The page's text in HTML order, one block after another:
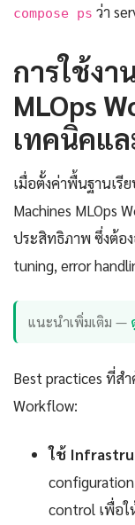
compose ps ว่า
การใช้งา
MLOps
เทคนิคแ
เมื่อตั้งค่าพื้นฐานเรี
Machines MLOps
ประสิทธิภาพ ซึ่งต้อง
tuning, error
แนะนำเพิ่มเติม —
Best practices ที่ส
Workflow:
ใช้
control เพื่อใ